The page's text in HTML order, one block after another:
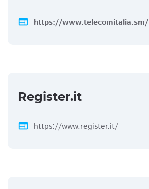
web https://www.telecomitalia.sm/
Register.it
web https://www.register.it/